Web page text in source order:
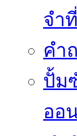
จำ
คำ
ปั้ม
ออ